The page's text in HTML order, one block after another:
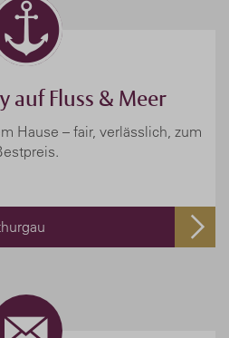
auf Fluss & Meer
Hause – fair, verlässlich, zum